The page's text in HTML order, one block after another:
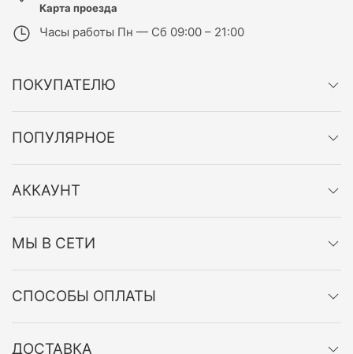
Карта проезда
Часы работы Пн — Сб 09:00 – 21:00
ПОКУПАТЕЛЮ
ПОПУЛЯРНОЕ
АККАУНТ
МЫ В СЕТИ
СПОСОБЫ ОПЛАТЫ
ДОСТАВКА